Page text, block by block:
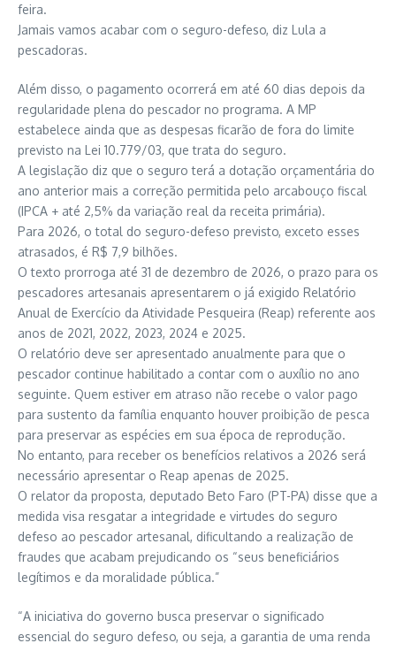
feira.
Jamais vamos acabar com o seguro-defeso, diz Lula a
pescadoras.
Além disso, o pagamento ocorrerá em até 60 dias depois da
regularidade plena do pescador no programa. A MP
estabelece ainda que as despesas ficarão de fora do limite
previsto na Lei 10.779/03, que trata do seguro.
A legislação diz que o seguro terá a dotação orçamentária do
ano anterior mais a correção permitida pelo arcabouço fiscal
(IPCA + até 2,5% da variação real da receita primária).
Para 2026, o total do seguro-defeso previsto, exceto esses
atrasados, é R$ 7,9 bilhões.
O texto prorroga até 31 de dezembro de 2026, o prazo para os
pescadores artesanais apresentarem o já exigido Relatório
Anual de Exercício da Atividade Pesqueira (Reap) referente aos
anos de 2021, 2022, 2023, 2024 e 2025.
O relatório deve ser apresentado anualmente para que o
pescador continue habilitado a contar com o auxílio no ano
seguinte. Quem estiver em atraso não recebe o valor pago
para sustento da família enquanto houver proibição de pesca
para preservar as espécies em sua época de reprodução.
No entanto, para receber os benefícios relativos a 2026 será
necessário apresentar o Reap apenas de 2025.
O relator da proposta, deputado Beto Faro (PT-PA) disse que a
medida visa resgatar a integridade e virtudes do seguro
defeso ao pescador artesanal, dificultando a realização de
fraudes que acabam prejudicando os “seus beneficiários
legítimos e da moralidade pública.”
“A iniciativa do governo busca preservar o significado
essencial do seguro defeso, ou seja, a garantia de uma renda